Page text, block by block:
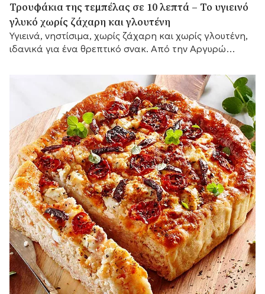
Τρουφάκια της τεμπέλας σε 10 λεπτά – Το υγιεινό
γλυκό χωρίς ζάχαρη και γλουτένη
Υγιεινά, νηστίσιμα, χωρίς ζάχαρη και χωρίς γλουτένη,
ιδανικά για ένα θρεπτικό σνακ. Από την Αργυρώ